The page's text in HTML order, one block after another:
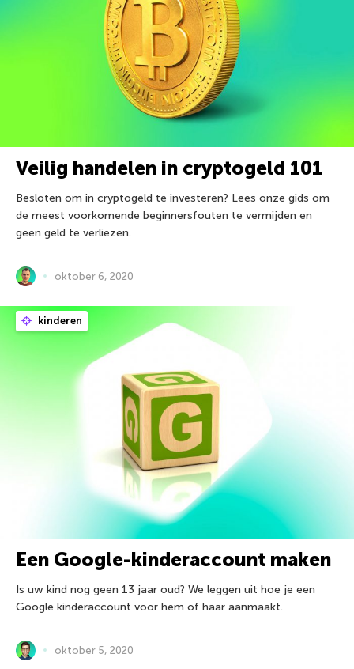
Veilig handelen in cryptogeld 101
Besloten om in cryptogeld te investeren? Lees onze gids om
de meest voorkomende beginnersfouten te vermijden en
geen geld te verliezen.
oktober 6, 2020
kinderen
Een Google-kinderaccount maken
Is uw kind nog geen 13 jaar oud? We leggen uit hoe je een
Google kinderaccount voor hem of haar aanmaakt.
oktober 5, 2020